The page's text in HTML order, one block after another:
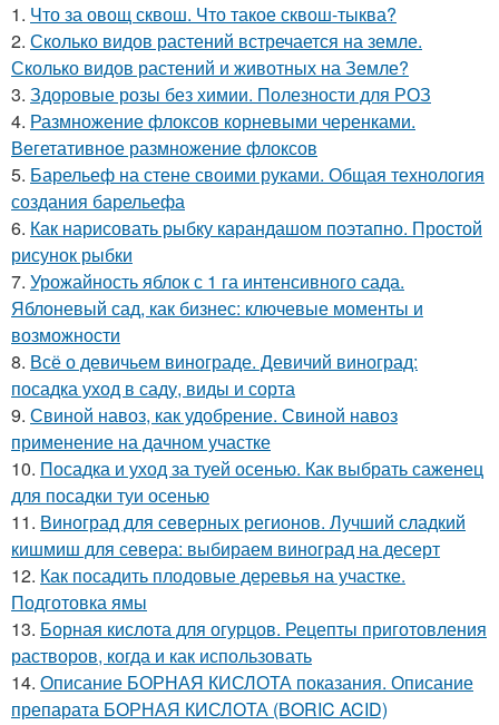
1. Что за овощ сквош. Что такое сквош-тыква?
2. Сколько видов растений встречается на земле.
Сколько видов растений и животных на Земле?
3. Здоровые розы без химии. Полезности для РОЗ
4. Размножение флоксов корневыми черенками.
Вегетативное размножение флоксов
5. Барельеф на стене своими руками. Общая технология
создания барельефа
6. Как нарисовать рыбку карандашом поэтапно. Простой
рисунок рыбки
7. Урожайность яблок с 1 га интенсивного сада.
Яблоневый сад, как бизнес: ключевые моменты и
возможности
8. Всё о девичьем винограде. Девичий виноград:
посадка уход в саду, виды и сорта
9. Свиной навоз, как удобрение. Свиной навоз
применение на дачном участке
10. Посадка и уход за туей осенью. Как выбрать саженец
для посадки туи осенью
11. Виноград для северных регионов. Лучший сладкий
кишмиш для севера: выбираем виноград на десерт
12. Как посадить плодовые деревья на участке.
Подготовка ямы
13. Борная кислота для огурцов. Рецепты приготовления
растворов, когда и как использовать
14. Описание БОРНАЯ КИСЛОТА показания. Описание
препарата БОРНАЯ КИСЛОТА (BORIC ACID)